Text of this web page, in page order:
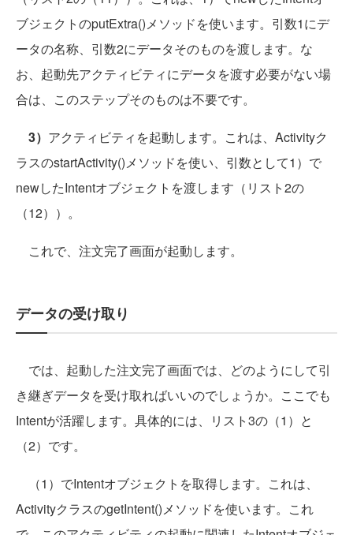
ブジェクトのputExtra()メソッドを使います。引数1にデ
ータの名称、引数2にデータそのものを渡します。な
お、起動先アクティビティにデータを渡す必要がない場
合は、このステップそのものは不要です。
3） アクティビティを起動します。これは、Activityク
ラスのstartActivity()メソッドを使い、引数として1）で
newしたIntentオブジェクトを渡します（リスト2の
（12））。
これで、注文完了画面が起動します。
データの受け取り
では、起動した注文完了画面では、どのようにして引
き継ぎデータを受け取ればいいのでしょうか。ここでも
Intentが活躍します。具体的には、リスト3の（1）と
（2）です。
（1）でIntentオブジェクトを取得します。これは、
ActivityクラスのgetIntent()メソッドを使います。これ